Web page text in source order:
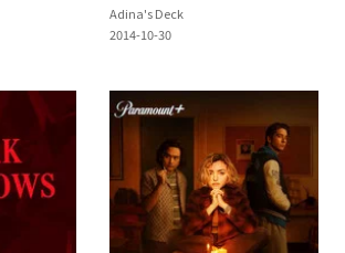
Adina's Deck
2014-10-30